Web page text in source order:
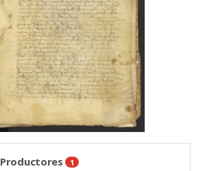
Productores 1